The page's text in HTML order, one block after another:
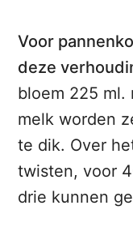
Voor
deze
bloem 225 ml.
melk worden
te dik. Over
twisten, voor
drie kunnen